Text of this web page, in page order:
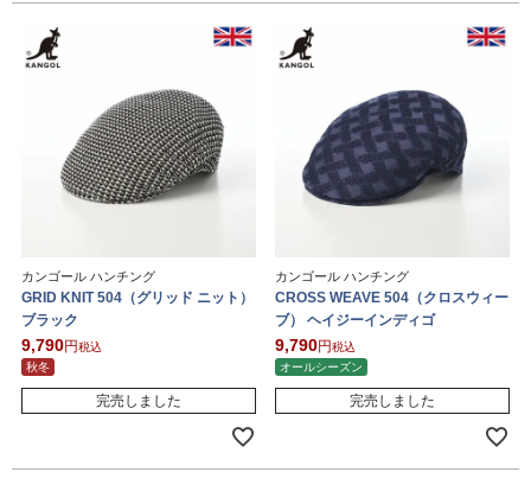
カンゴール ハンチング
GRID KNIT 504（グリッド ニット）
ブラック
9,790
税込
秋冬
完売しました
カンゴール ハンチング
CROSS WEAVE 504（クロスウィー
ブ） ヘイジーインディゴ
9,790
税込
オールシーズン
完売しました